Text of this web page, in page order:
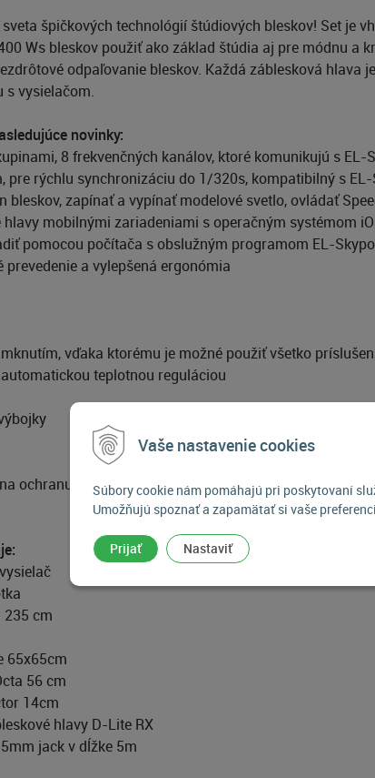
Vaše nastavenie cookies
Súbory cookie nám pomáhajú pri poskytovaní
Umožňujú spoznať a zapamätať si vaše
Prijať Nastaviť
špičkových technológií štúdiových bleskov! Set je
Ws bleskov použiť ako základ štúdia aj pre módnu a
odpaľovanie bleskov. Každá záblesková
s vysielačom.
novinky:
8 frekvenčných kanálov, ktoré komunikujú s EL-
pre rýchlu synchronizáciu do 1/320s, kompatibilný s
bleskov, zapínať a vypínať modelové svetlo, ovládať
mobilnými zariadeniami s operačným systémom
pomocou počítača s obslužným programom EL-
a vylepšená ergonómia
vďaka ktorému je možné použiť všetko
teplotnou reguláciou
ochranu fototechniky
235 cm
65x65cm
56 cm
14cm
hlavy D-Lite RX
jack v dĺžke 5m